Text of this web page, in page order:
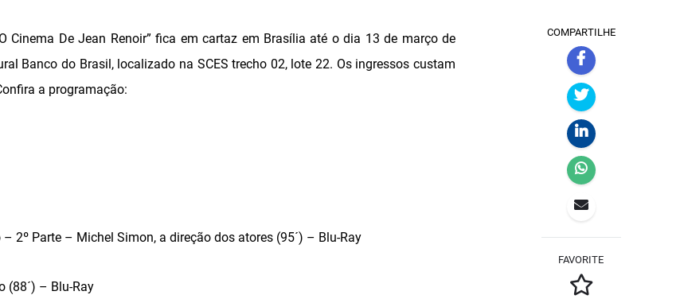
Cinema De Jean Renoir” fica em cartaz em Brasília até o dia 13 de março de
Banco do Brasil, localizado na SCES trecho 02, lote 22. Os ingressos custam
a programação:
2º Parte – Michel Simon, a direção dos atores (95´) – Blu-Ray
(88´) – Blu-Ray
COMPARTILHE
FAVORITE